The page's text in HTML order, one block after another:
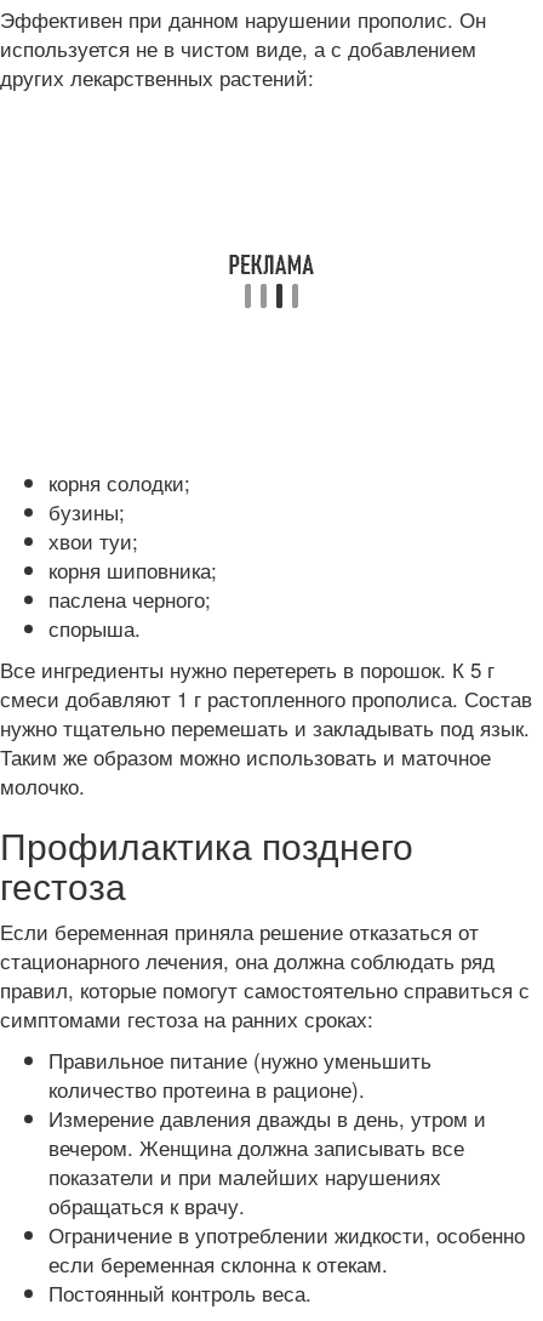
Эффективен при данном нарушении прополис. Он
используется не в чистом виде, а с добавлением
других лекарственных растений:
корня солодки;
бузины;
хвои туи;
корня шиповника;
паслена черного;
спорыша.
Все ингредиенты нужно перетереть в порошок. К 5 г
смеси добавляют 1 г растопленного прополиса. Состав
нужно тщательно перемешать и закладывать под язык.
Таким же образом можно использовать и маточное
молочко.
Профилактика позднего
гестоза
Если беременная приняла решение отказаться от
стационарного лечения, она должна соблюдать ряд
правил, которые помогут самостоятельно справиться с
симптомами гестоза на ранних сроках:
Правильное питание (нужно уменьшить
количество протеина в рационе).
Измерение давления дважды в день, утром и
вечером. Женщина должна записывать все
показатели и при малейших нарушениях
обращаться к врачу.
Ограничение в употреблении жидкости, особенно
если беременная склонна к отекам.
Постоянный контроль веса.